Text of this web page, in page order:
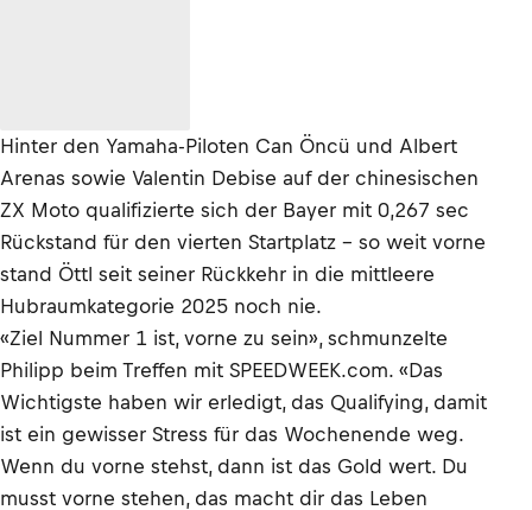
Hinter den Yamaha-Piloten Can Öncü und Albert
Arenas sowie Valentin Debise auf der chinesischen
ZX Moto qualifizierte sich der Bayer mit 0,267 sec
Rückstand für den vierten Startplatz – so weit vorne
stand Öttl seit seiner Rückkehr in die mittleere
Hubraumkategorie 2025 noch nie.
«Ziel Nummer 1 ist, vorne zu sein», schmunzelte
Philipp beim Treffen mit SPEEDWEEK.com. «Das
Wichtigste haben wir erledigt, das Qualifying, damit
ist ein gewisser Stress für das Wochenende weg.
Wenn du vorne stehst, dann ist das Gold wert. Du
musst vorne stehen, das macht dir das Leben